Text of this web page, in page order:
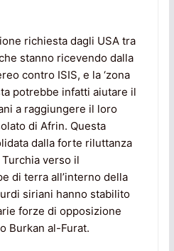
richiesta dagli USA tra
stanno ricevendo dalla
contro ISIS, e la ‘zona
potrebbe infatti aiutare il
a raggiungere il loro
di Afrin. Questa
dalla forte riluttanza
verso il
di terra all’interno della
siriani hanno stabilito
forze di opposizione
Burkan al-Furat.